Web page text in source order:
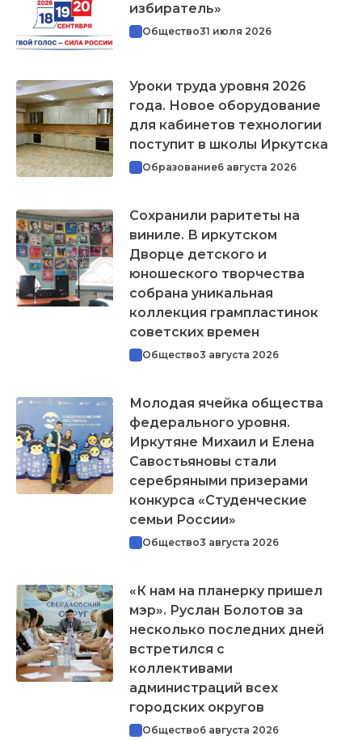
избиратель»
Общество31 июля 2026
Уроки труда уровня 2026
года. Новое оборудование
для кабинетов технологии
поступит в школы Иркутска
Образование6 августа 2026
Сохранили раритеты на
виниле. В иркутском
Дворце детского и
юношеского творчества
собрана уникальная
коллекция грампластинок
советских времен
Общество3 августа 2026
Молодая ячейка общества
федерального уровня.
Иркутяне Михаил и Елена
Савостьяновы стали
серебряными призерами
конкурса «Студенческие
семьи России»
Общество3 августа 2026
«К нам на планерку пришел
мэр». Руслан Болотов за
несколько последних дней
встретился с
коллективами
администраций всех
городских округов
Общество6 августа 2026